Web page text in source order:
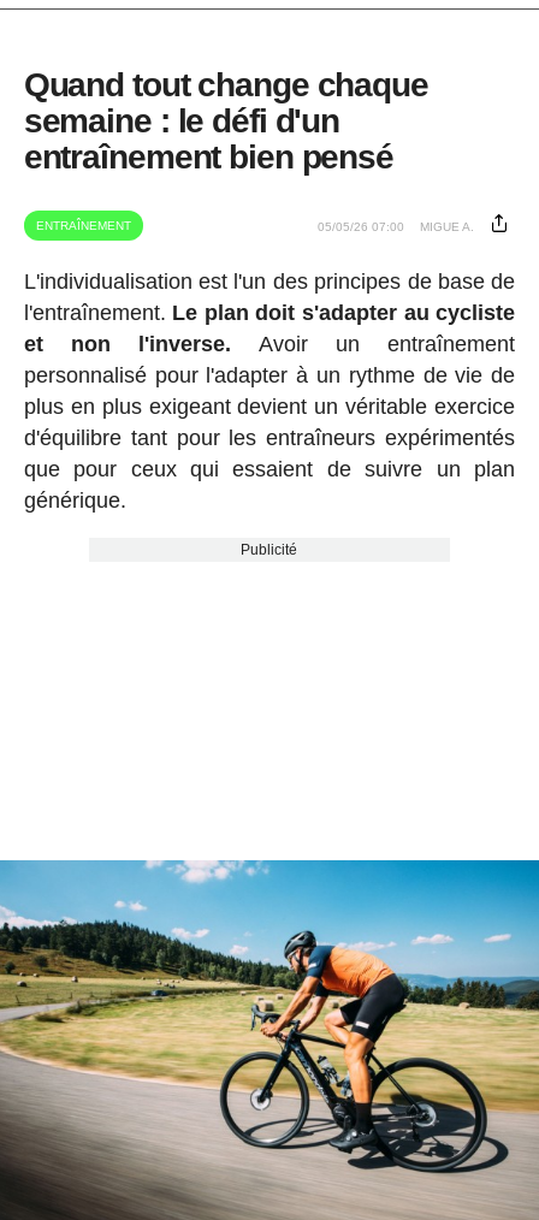
Quand tout change chaque
semaine : le défi d'un
entraînement bien pensé
ENTRAÎNEMENT 05/05/26 07:00 MIGUE A.
L'individualisation est l'un des principes de base de
l'entraînement. Le plan doit s'adapter au cycliste
et non l'inverse. Avoir un entraînement
personnalisé pour l'adapter à un rythme de vie de
plus en plus exigeant devient un véritable exercice
d'équilibre tant pour les entraîneurs expérimentés
que pour ceux qui essaient de suivre un plan
générique.
Publicité